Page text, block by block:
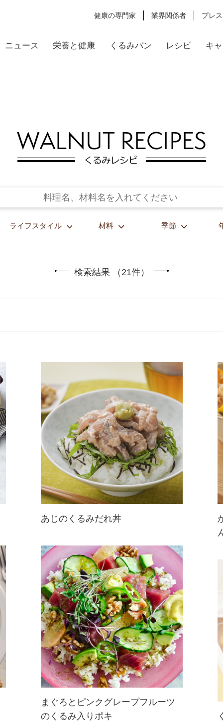
健康の専門家 業界関係者 プレス
ニュース 栄養と健康 くるみパン レシピ キ
ライフスタイル 材料 季節
検索結果 （21件）
あじの刺身を使ったアレンジ丼レシ
ピ。手作りくるみダレで絡めたあじ
が絶品！ごはんが止まらなくなるお
いしさです。
あじのくるみだれ丼
まぐろとピンクグレープフルーツ
のくるみ入りポキ